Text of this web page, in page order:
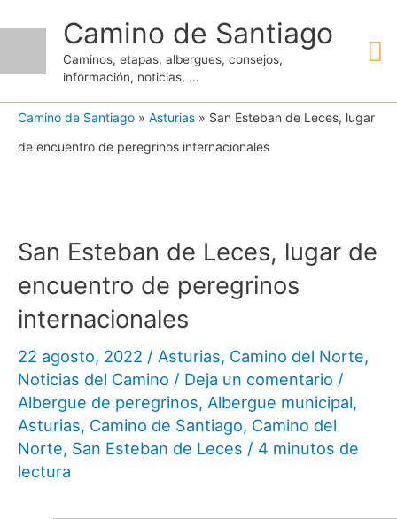
contenido
Camino de Santiago
Caminos, etapas, albergues, consejos,
información, noticias, ...
Camino de Santiago » Asturias » San Esteban de Leces, lugar
de encuentro de peregrinos internacionales
San Esteban de Leces, lugar de
encuentro de peregrinos
internacionales
22 agosto, 2022 / Asturias, Camino del Norte,
Noticias del Camino / Deja un comentario /
Albergue de peregrinos, Albergue municipal,
Asturias, Camino de Santiago, Camino del
Norte, San Esteban de Leces / 4 minutos de
lectura